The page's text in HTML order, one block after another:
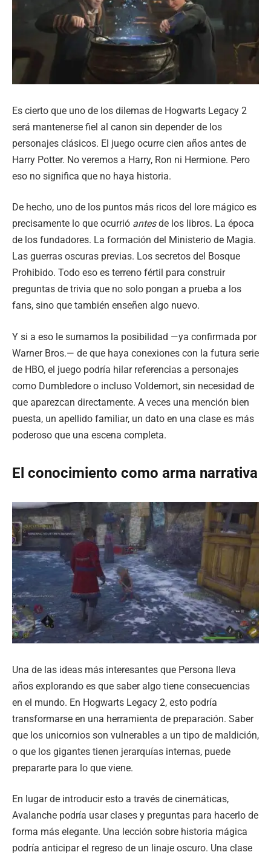
Es cierto que uno de los dilemas de Hogwarts Legacy 2
será mantenerse fiel al canon sin depender de los
personajes clásicos. El juego ocurre cien años antes de
Harry Potter. No veremos a Harry, Ron ni Hermione. Pero
eso no significa que no haya historia.
De hecho, uno de los puntos más ricos del lore mágico es
precisamente lo que ocurrió antesde los libros. La época
de los fundadores. La formación del Ministerio de Magia.
Las guerras oscuras previas. Los secretos del Bosque
Prohibido. Todo eso es terreno fértil para construir
preguntas de trivia que no solo pongan a prueba a los
fans, sino que también enseñen algo nuevo.
Y si a eso le sumamos la posibilidad —ya confirmada por
Warner Bros.— de que haya conexiones con la futura serie
de HBO, el juego podría hilar referencias a personajes
como Dumbledore o incluso Voldemort, sin necesidad de
que aparezcan directamente. A veces una mención bien
puesta, un apellido familiar, un dato en una clase es más
poderoso que una escena completa.
El conocimiento como arma narrativa
Una de las ideas más interesantes que Persona lleva
años explorando es que saber algo tiene consecuencias
en el mundo. En Hogwarts Legacy 2, esto podría
transformarse en una herramienta de preparación. Saber
que los unicornios son vulnerables a un tipo de maldición,
o que los gigantes tienen jerarquías internas, puede
prepararte para lo que viene.
En lugar de introducir esto a través de cinemáticas,
Avalanche podría usar clases y preguntas para hacerlo de
forma más elegante. Una lección sobre historia mágica
podría anticipar el regreso de un linaje oscuro. Una clase